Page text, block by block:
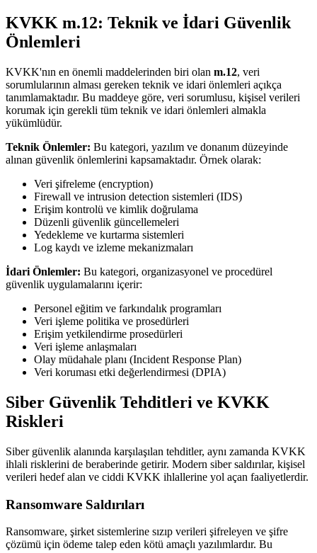
KVKK m.12: Teknik ve İdari Güvenlik
Önlemleri
KVKK'nın en önemli maddelerinden biri olan m.12, veri
sorumlularının alması gereken teknik ve idari önlemleri açıkça
tanımlamaktadır. Bu maddeye göre, veri sorumlusu, kişisel verileri
korumak için gerekli tüm teknik ve idari önlemleri almakla
yükümlüdür.
Teknik Önlemler: Bu kategori, yazılım ve donanım düzeyinde
alınan güvenlik önlemlerini kapsamaktadır. Örnek olarak:
Veri şifreleme (encryption)
Firewall ve intrusion detection sistemleri (IDS)
Erişim kontrolü ve kimlik doğrulama
Düzenli güvenlik güncellemeleri
Yedekleme ve kurtarma sistemleri
Log kaydı ve izleme mekanizmaları
İdari Önlemler: Bu kategori, organizasyonel ve procedürel
güvenlik uygulamalarını içerir:
Personel eğitim ve farkındalık programları
Veri işleme politika ve prosedürleri
Erişim yetkilendirme prosedürleri
Veri işleme anlaşmaları
Olay müdahale planı (Incident Response Plan)
Veri koruması etki değerlendirmesi (DPIA)
Siber Güvenlik Tehditleri ve KVKK
Riskleri
Siber güvenlik alanında karşılaşılan tehditler, aynı zamanda KVKK
ihlali risklerini de beraberinde getirir. Modern siber saldırılar, kişisel
verileri hedef alan ve ciddi KVKK ihlallerine yol açan faaliyetlerdir.
Ransomware Saldırıları
Ransomware, şirket sistemlerine sızıp verileri şifreleyen ve şifre
çözümü için ödeme talep eden kötü amaçlı yazılımlardır. Bu